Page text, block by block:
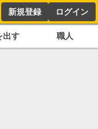
新規登録 ログイン
出す 職人